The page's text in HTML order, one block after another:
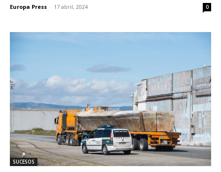
Europa Press - 17 abril, 2024 0
SUCESOS